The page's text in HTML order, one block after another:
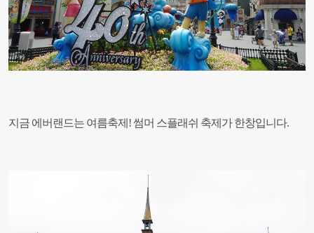
지금 에버랜드는 여름축제! 썸머 스플래쉬 축제가 한창입니다.